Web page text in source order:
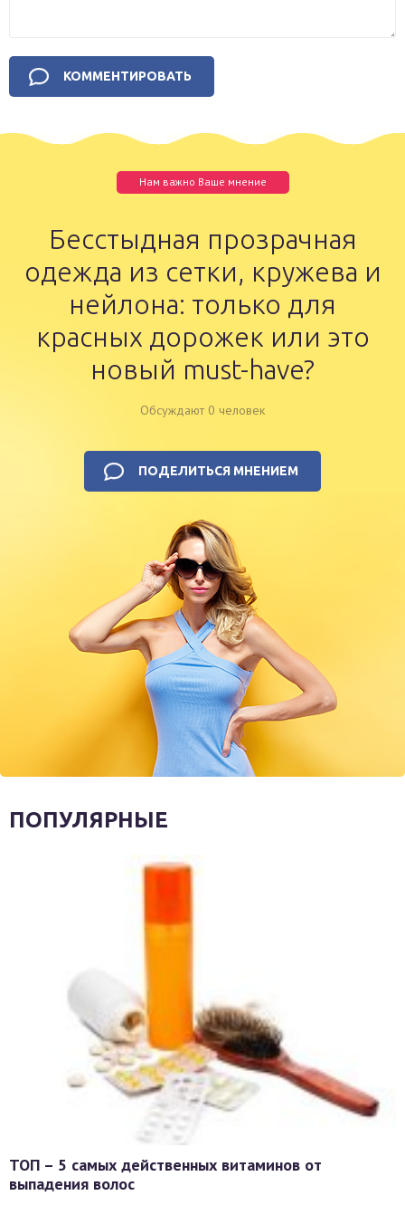
Нам важно Ваше мнение
Бесстыдная прозрачная
одежда из сетки, кружева и
нейлона: только для
красных дорожек или это
новый must-have?
Обсуждают 0 человек
ПОДЕЛИТЬСЯ МНЕНИЕМ
ПОПУЛЯРНЫЕ
ТОП – 5 самых действенных витаминов от
выпадения волос